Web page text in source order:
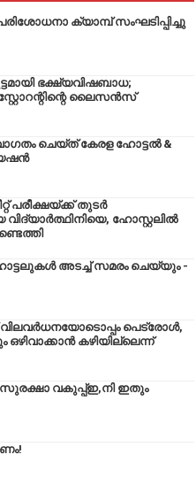
ക്യാമ്പ് സംഘടിപ്പിച്ചു
ഭക്ഷ്യവിഷബാധ;
ലൈസൻസ്
ചെയ്ത് കേരള ഹോട്ടൽ &
പരീക്ഷയ്ക്ക് തുടർ
ഹോസ്റ്റലിൽ
അടച്ച് സമരം ചെയ്യും -
പെട്രോൾ,
കഴിയില്ലെന്ന്
വകുപ്പ്ഇ,നി ഇതും